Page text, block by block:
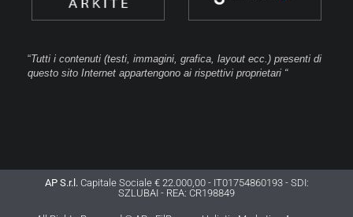
“Tutti i contenuti (testi, immagini, grafica, layout ecc.) presenti di
questo sito Internet appartengono ai rispettivi proprietari “
AP S.r.l. Capitale Sociale € 22.000,00 - IT01754860193 - SDI:
SZLUBAI - REA: CR198849